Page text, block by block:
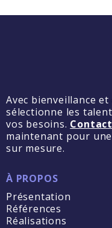
Avec bienveillance et
sélectionne les
vos besoins.
maintenant pour
sur mesure.
À PROPOS
Présentation
Références
Réalisations